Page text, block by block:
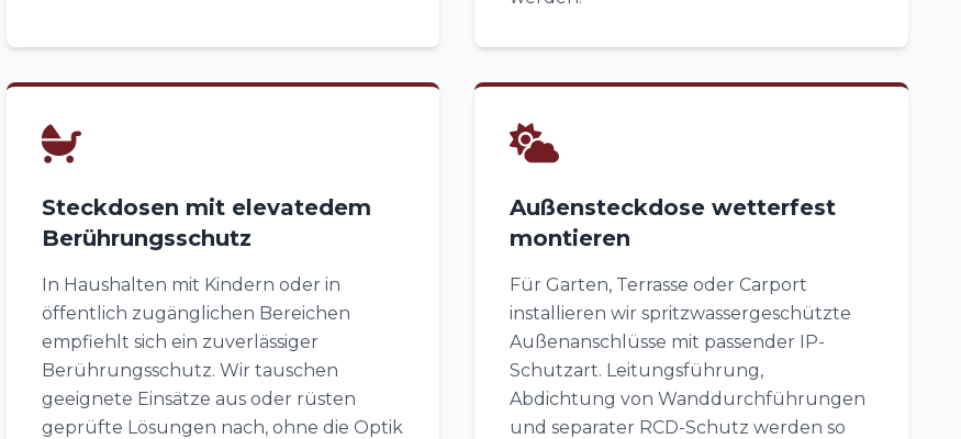
Steckdosen mit elevatedem
Berührungsschutz
In Haushalten mit Kindern oder in
öffentlich zugänglichen Bereichen
empfiehlt sich ein zuverlässiger
Berührungsschutz. Wir tauschen
geeignete Einsätze aus oder rüsten
geprüfte Lösungen nach, ohne die Optik
Außensteckdose wetterfest
montieren
Für Garten, Terrasse oder Carport
installieren wir spritzwassergeschützte
Außenanschlüsse mit passender IP-
Schutzart. Leitungsführung,
Abdichtung von Wanddurchführungen
und separater RCD-Schutz werden so